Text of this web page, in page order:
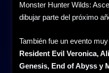
Monster Hunter Wilds:
dibujar parte del próximo
También fue un evento
Resident Evil Veronica,
Genesis, End of Abyss y